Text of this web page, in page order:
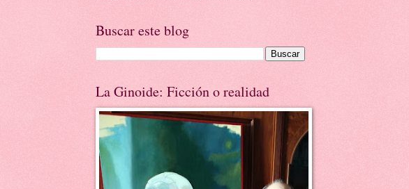
Buscar este blog
La Ginoide: Ficción o realidad